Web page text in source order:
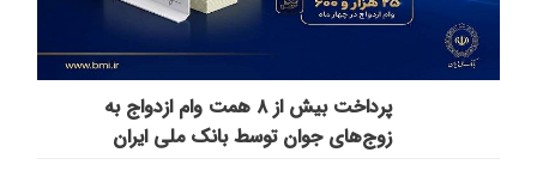
پرداخت بیش از ۸ همت وام ازدواج به
زوج‌های جوان توسط بانک ملی ایران